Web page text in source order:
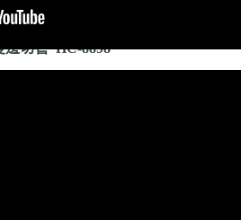
邊切管 HC-8898